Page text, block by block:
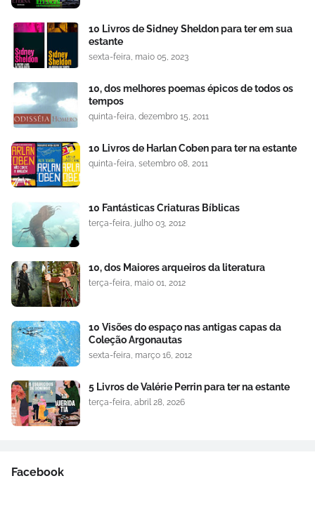
10 Livros de Sidney Sheldon para ter em sua
estante
sexta-feira, maio 05, 2023
10, dos melhores poemas épicos de todos os
tempos
quinta-feira, dezembro 15, 2011
10 Livros de Harlan Coben para ter na estante
quinta-feira, setembro 08, 2011
10 Fantásticas Criaturas Bíblicas
terça-feira, julho 03, 2012
10, dos Maiores arqueiros da literatura
terça-feira, maio 01, 2012
10 Visões do espaço nas antigas capas da
Coleção Argonautas
sexta-feira, março 16, 2012
5 Livros de Valérie Perrin para ter na estante
terça-feira, abril 28, 2026
Facebook